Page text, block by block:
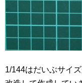
1/144はだいぶサイ